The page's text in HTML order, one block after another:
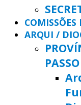
COMISSÕES
ARQUI /